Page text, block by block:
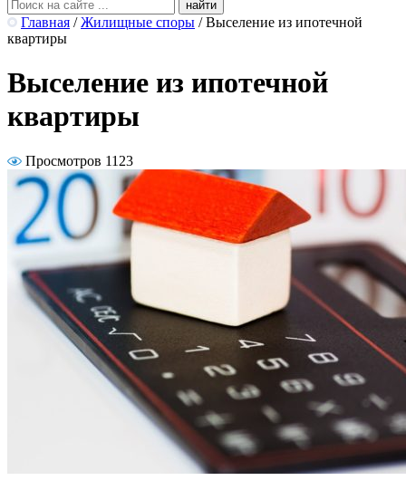
Главная / Жилищные споры / Выселение из ипотечной
квартиры
Выселение из ипотечной
квартиры
Просмотров 1123